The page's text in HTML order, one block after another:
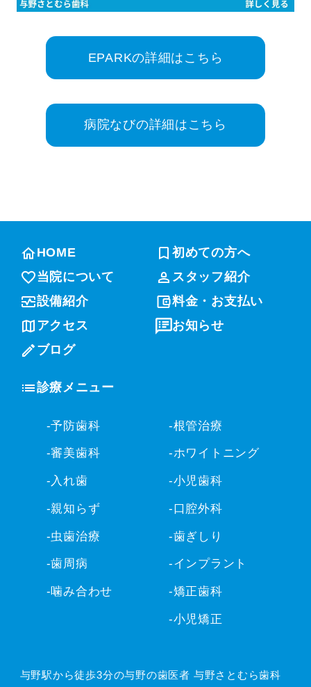
EPARKの詳細はこちら
病院なびの詳細はこちら
HOME
初めての方へ
当院について
スタッフ紹介
設備紹介
料金・お支払い
アクセス
お知らせ
ブログ
診療メニュー
-予防歯科
-審美歯科
-入れ歯
-親知らず
-虫歯治療
-歯周病
-噛み合わせ
-根管治療
-ホワイトニング
-小児歯科
-口腔外科
-歯ぎしり
-インプラント
-矯正歯科
-小児矯正
与野駅から徒歩3分の与野の歯医者 与野さとむら歯科